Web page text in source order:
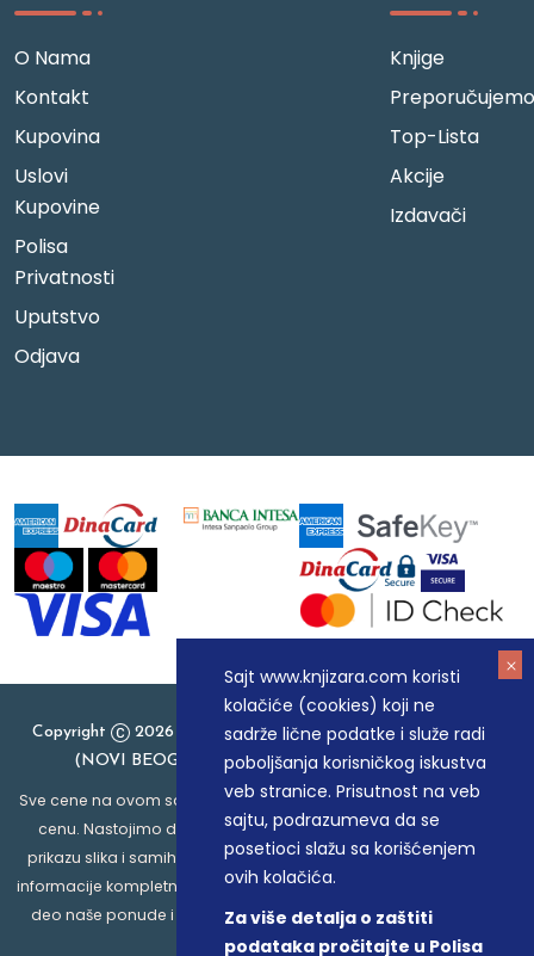
Sajt www.knjizara.com koristi
kolačiće (cookies) koji ne
sadrže lične podatke i služe radi
poboljšanja korisničkog iskustva
veb stranice. Prisutnost na veb
sajtu, podrazumeva da se
posetioci slažu sa korišćenjem
ovih kolačića.
Za više detalja o zaštiti
podataka pročitajte u Polisa
O Nama
Kontakt
Kupovina
Uslovi
Kupovine
Polisa
Privatnosti
Uputstvo
Odjava
Knjige
Preporučujemo
Top-Lista
Akcije
Izdavači
Copyright
2026 Knjizara.com - MAKART DOO BEOGRAD
(NOVI BEOGRAD), PIB: 105184104, MB: 20337524
Sve cene na ovom sajtu iskazane su u dinarima. PDV je uračunat u
cenu. Nastojimo da budemo što precizniji u opisu proizvoda,
prikazu slika i samih cena, ali ne možemo garantovati da su sve
informacije kompletne i bez grešaka. Svi artikli prikazani na sajtu su
deo naše ponude i ne podrazumeva da su dostupni u svakom
trenutku.